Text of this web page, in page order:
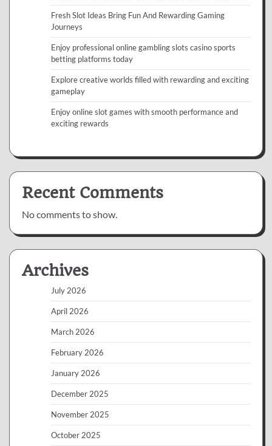
Fresh Slot Ideas Bring Fun And Rewarding Gaming
Journeys
Enjoy professional online gambling slots casino sports
betting platforms today
Explore creative worlds filled with rewarding and exciting
gameplay
Enjoy online slot games with smooth performance and
exciting rewards
Recent Comments
No comments to show.
Archives
July 2026
April 2026
March 2026
February 2026
January 2026
December 2025
November 2025
October 2025